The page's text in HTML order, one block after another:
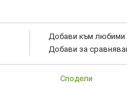
Добави към любими
Добави за
Сподели